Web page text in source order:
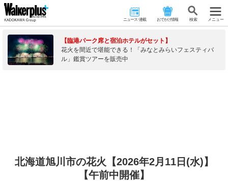
ニュース･連載 おでかけ情報 検 索 メニュー
【臨港パーク席と宿泊ホテルがセット】
花火を間近で堪能できる！「みなとみらいフェスティバ
ル」鑑賞ツアーを販売中
北海道旭川市の花火【2026年2月11日(水)】
【午前中開催】